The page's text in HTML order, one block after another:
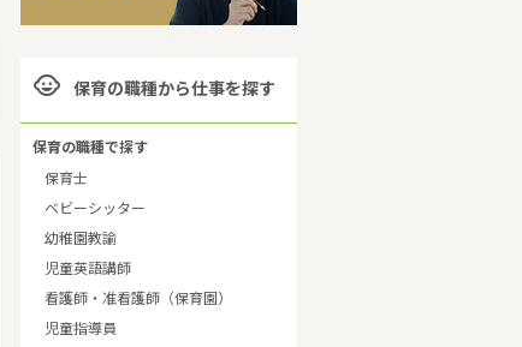
 保育の職種から仕事を探す
保育の職種で探す
保育士
ベビーシッター
幼稚園教諭
児童英語講師
看護師・准看護師（保育園）
児童指導員